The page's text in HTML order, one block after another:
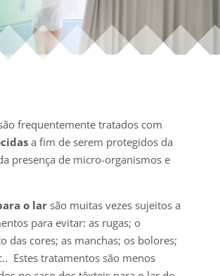
frequentemente tratados com
a fim de serem protegidos da
presença de micro-organismos e
o larsão muitas vezes sujeitos a
para evitar: as rugas; o
das cores; as manchas; os bolores;
Estes tratamentos são menos